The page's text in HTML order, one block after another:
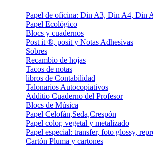
Papel de oficina: Din A3, Din A4, Din
Papel Ecológico
Blocs y cuadernos
Post it ®, posit y Notas Adhesivas
Sobres
Recambio de hojas
Tacos de notas
libros de Contabilidad
Talonarios Autocopiativos
Additio Cuaderno del Profesor
Blocs de Música
Papel Celofán,Seda,Crespón
Papel color, vegetal y metalizado
Papel especial: transfer, foto glossy,
Cartón Pluma y cartones